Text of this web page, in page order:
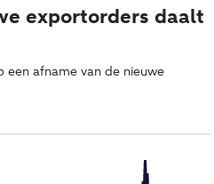
exportorders daalt
een afname van de nieuwe